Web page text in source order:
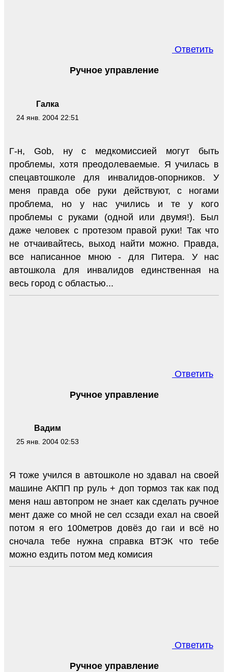
Ответить
Галка
24 янв. 2004 22:51
Ручное управление
Г-н, Gob, ну с медкомиссией могут быть
проблемы, хотя преодолеваемые. Я училась в
спецавтошколе для инвалидов-опорников. У
меня правда обе руки действуют, с ногами
проблема, но у нас учились и те у кого
проблемы с руками (одной или двумя!). Был
даже человек с протезом правой руки! Так что
не отчаивайтесь, выход найти можно. Правда,
все написанное мною - для Питера. У нас
автошкола для инвалидов единственная на
весь город с областью...
Ответить
Вадим
25 янв. 2004 02:53
Ручное управление
Я тоже учился в автошколе но здавал на своей
машине АКПП пр руль + доп тормоз так как под
меня наш автопром не знает как сделать ручное
мент даже со мной не сел ссзади ехал на своей
потом я его 100метров довёз до гаи и всё но
сночала тебе нужна справка ВТЭК что тебе
можно ездить потом мед комисия
Ответить
Ручное управление